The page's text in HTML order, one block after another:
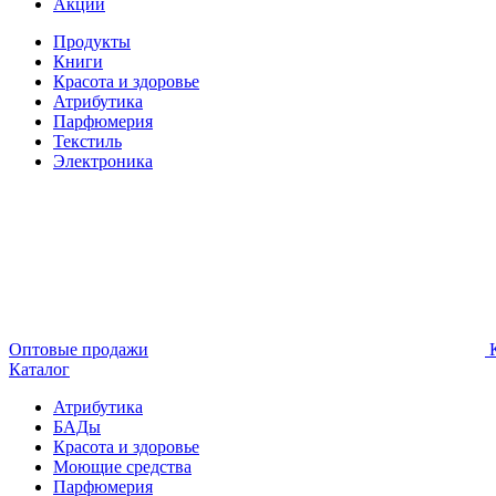
Акции
Продукты
Книги
Красота и здоровье
Атрибутика
Парфюмерия
Текстиль
Электроника
Оптовые продажи
Каталог
Атрибутика
БАДы
Красота и здоровье
Моющие средства
Парфюмерия